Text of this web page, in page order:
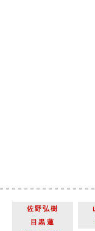
佐野弘樹
目黒蓮